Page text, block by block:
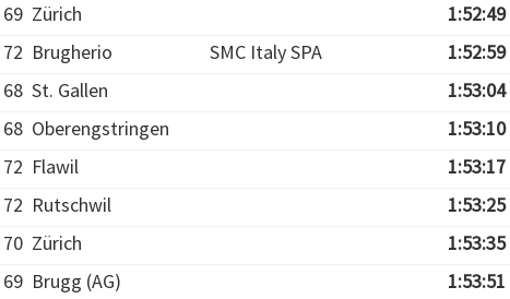
69 Zürich 1:52:49
72 Brugherio SMC Italy SPA 1:52:59
68 St. Gallen 1:53:04
68 Oberengstringen 1:53:10
72 Flawil 1:53:17
72 Rutschwil 1:53:25
70 Zürich 1:53:35
69 Brugg (AG) 1:53:51